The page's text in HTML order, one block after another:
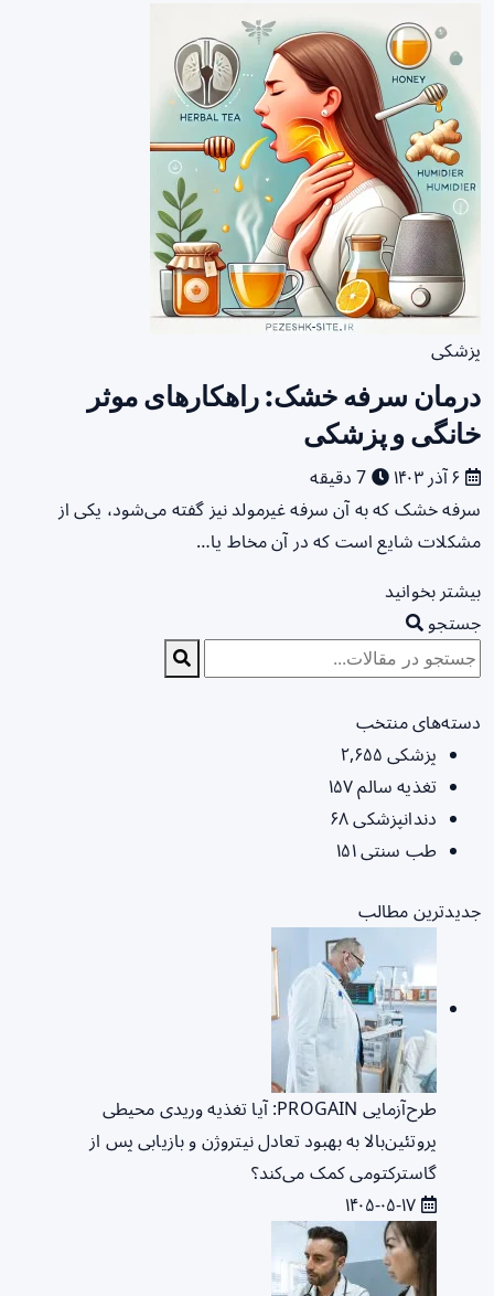
پزشکی
درمان سرفه خشک: راهکارهای موثر
خانگی و پزشکی
سرفه خشک که به آن سرفه غیرمولد نیز گفته می‌شود، یکی از
مشکلات شایع است که در آن مخاط یا…
بیشتر بخوانید
جستجو
دسته‌های منتخب
پزشکی ۲,۶۵۵
تغذیه سالم۱۵۷
دندانپزشکی۶۸
طب سنتی۱۵۱
جدیدترین مطالب
طرح‌آزمایی PROGAIN: آیا تغذیه وریدی محیطی
پروتئین‌بالا به بهبود تعادل نیتروژن و بازیابی پس از
گاسترکتومی کمک می‌کند؟